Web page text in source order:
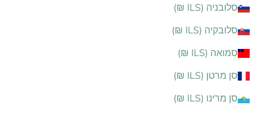
סלובניה (ILS ₪)
סלובקיה (ILS ₪)
סמואה (ILS ₪)
סן מרטן (ILS ₪)
סן מרינו (ILS ₪)